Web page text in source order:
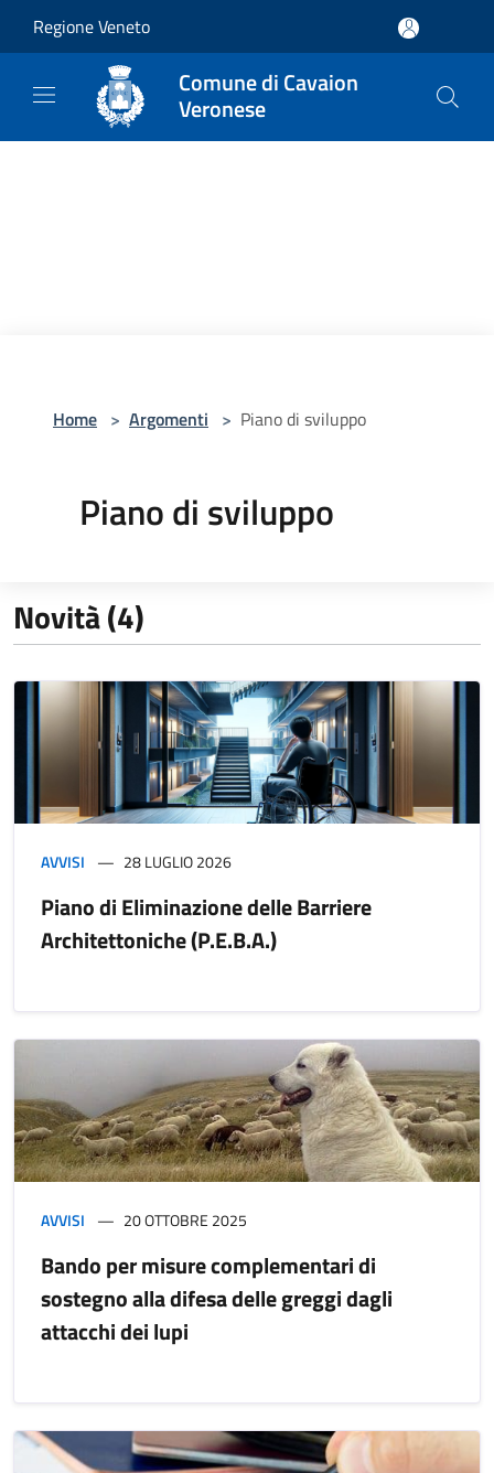
Regione Veneto
Comune di Cavaion
Veronese
Home > Argomenti > Piano di sviluppo
Piano di sviluppo
Novità (4)
AVVISI 28 LUGLIO 2026
Piano di Eliminazione delle Barriere
Architettoniche (P.E.B.A.)
AVVISI 20 OTTOBRE 2025
Bando per misure complementari di
sostegno alla difesa delle greggi dagli
attacchi dei lupi